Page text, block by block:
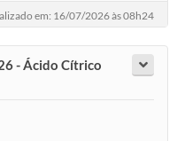
em: 16/07/2026 às 08h24
- Ácido Cítrico